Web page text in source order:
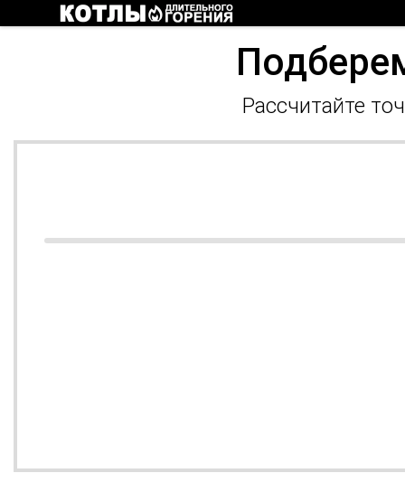
Рассчитайте